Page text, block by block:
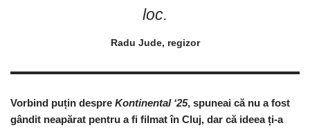
loc.
Radu Jude, regizor
Vorbind puțin despre Kontinental ‘25, spuneai că nu a fost
gândit neapărat pentru a fi filmat în Cluj, dar că ideea ți-a